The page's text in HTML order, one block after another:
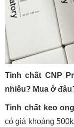
Tinh chất CNP
nhiêu? Mua ở
Tinh chất keo
có giá khoảng